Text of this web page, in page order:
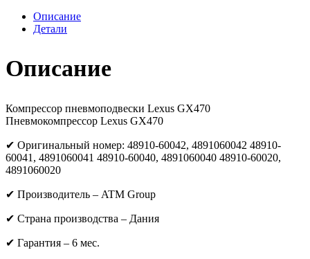
Описание
Детали
Описание
Компрессор пневмоподвески Lexus GX470
Пневмокомпрессор Lexus GX470
✔ Оригинальный номер: 48910-60042, 4891060042 48910-
60041, 4891060041 48910-60040, 4891060040 48910-60020,
4891060020
✔ Производитель – ATM Group
✔ Страна производства – Дания
✔ Гарантия – 6 мес.